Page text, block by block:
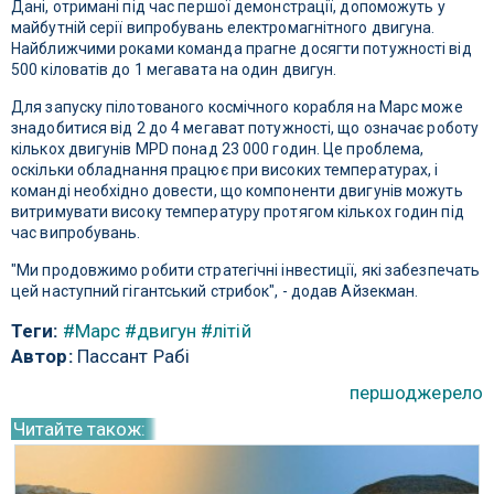
Дані, отримані під час першої демонстрації, допоможуть у
майбутній серії випробувань електромагнітного двигуна.
Найближчими роками команда прагне досягти потужності від
500 кіловатів до 1 мегавата на один двигун.
Для запуску пілотованого космічного корабля на Марс може
знадобитися від 2 до 4 мегават потужності, що означає роботу
кількох двигунів MPD понад 23 000 годин. Це проблема,
оскільки обладнання працює при високих температурах, і
команді необхідно довести, що компоненти двигунів можуть
витримувати високу температуру протягом кількох годин під
час випробувань.
"Ми продовжимо робити стратегічні інвестиції, які забезпечать
цей наступний гігантський стрибок", - додав Айзекман.
Теги: #Марс #двигун #літій
Автор:Пассант Рабі
першоджерело
Читайте також: